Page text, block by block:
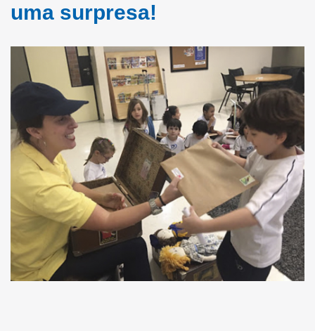
uma surpresa!